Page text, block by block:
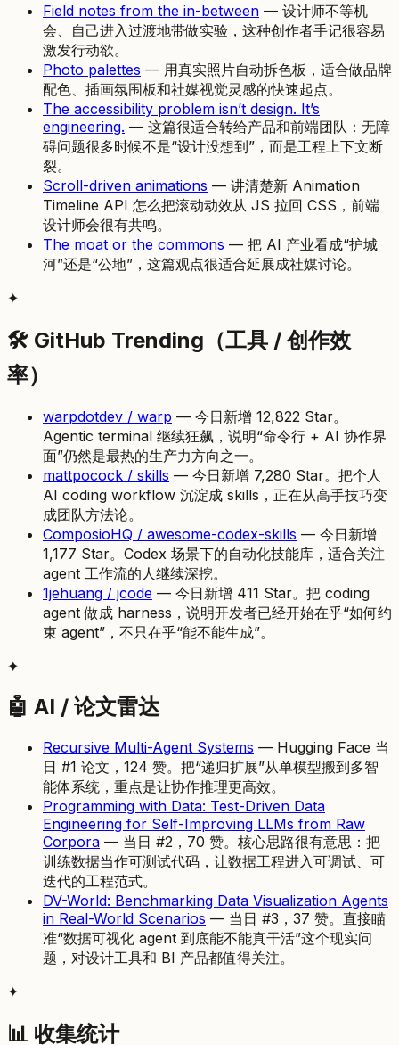
Field notes from the in-between — 设计师不等机
会、自己进入过渡地带做实验，这种创作者手记很容易
激发行动欲。
Photo palettes — 用真实照片自动拆色板，适合做品牌
配色、插画氛围板和社媒视觉灵感的快速起点。
The accessibility problem isn’t design. It’s
engineering. — 这篇很适合转给产品和前端团队：无障
碍问题很多时候不是“设计没想到”，而是工程上下文断
裂。
Scroll-driven animations — 讲清楚新 Animation
Timeline API 怎么把滚动动效从 JS 拉回 CSS，前端
设计师会很有共鸣。
The moat or the commons — 把 AI 产业看成“护城
河”还是“公地”，这篇观点很适合延展成社媒讨论。
✦
🛠 GitHub Trending（工具 / 创作效
率）
warpdotdev / warp — 今日新增 12,822 Star。
Agentic terminal 继续狂飙，说明“命令行 + AI 协作界
面”仍然是最热的生产力方向之一。
mattpocock / skills — 今日新增 7,280 Star。把个人
AI coding workflow 沉淀成 skills，正在从高手技巧变
成团队方法论。
ComposioHQ / awesome-codex-skills — 今日新增
1,177 Star。Codex 场景下的自动化技能库，适合关注
agent 工作流的人继续深挖。
1jehuang / jcode — 今日新增 411 Star。把 coding
agent 做成 harness，说明开发者已经开始在乎“如何约
束 agent”，不只在乎“能不能生成”。
✦
🤖 AI / 论文雷达
Recursive Multi-Agent Systems — Hugging Face 当
日 #1 论文，124 赞。把“递归扩展”从单模型搬到多智
能体系统，重点是让协作推理更高效。
Programming with Data: Test-Driven Data
Engineering for Self-Improving LLMs from Raw
Corpora — 当日 #2，70 赞。核心思路很有意思：把
训练数据当作可测试代码，让数据工程进入可调试、可
迭代的工程范式。
DV-World: Benchmarking Data Visualization Agents
in Real-World Scenarios — 当日 #3，37 赞。直接瞄
准“数据可视化 agent 到底能不能真干活”这个现实问
题，对设计工具和 BI 产品都值得关注。
✦
📊 收集统计